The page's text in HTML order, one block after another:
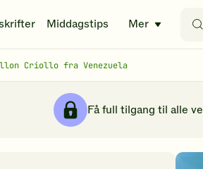
Middagstips Mer
Criollo fra Venezuela
Få full tilgang til alle